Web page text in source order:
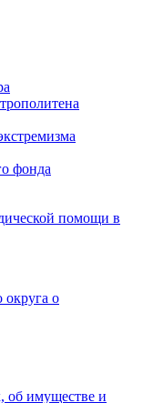
фонда
помощи в
округа о
об имуществе и